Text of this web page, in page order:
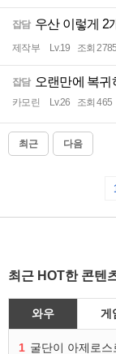
잡담 우산 이렇게 2
제작부 Lv.19 조회 2785
잡담 오랜만에 복귀
카모린 Lv.26 조회 465
최근 다음
최근 HOT한 콘텐
와우 게
1 굴단이 아제로